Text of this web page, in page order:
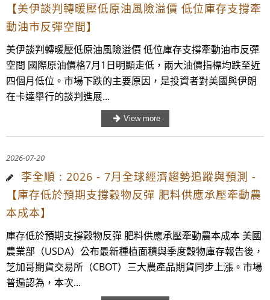
【美伊談判轉暖壓低原油風險溢價 低位庫存支撐牽
動油市反彈空間】
美伊談判轉暖壓低原油風險溢價 低位庫存支撐牽動油市反彈
空間 國際原油價格7月1日明顯走低，兩大油價指標均跌至近
四個月低位。市場下跌的主要原因，是投資者對美國與伊朗
在卡達舉行的談判進展...
2026-07-20
李全順 : 2026 - 7月全球經濟趨勢追蹤與預測 -
【庫存低於預期支撐穀物反彈 肥料供應承壓牽動農
本成本】
庫存低於預期支撐穀物反彈 肥料供應承壓牽動農本成本 美國
農業部（USDA）公布最新種植面積與季度穀物庫存報告後，
芝加哥期貨交易所（CBOT）三大農產品期貨同步上漲。市場
普遍認為，本次...